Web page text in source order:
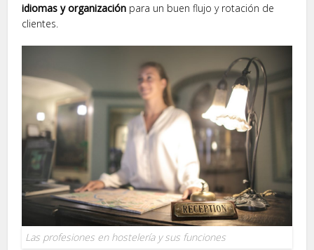
idiomas y organización para un buen flujo y rotación de
clientes.
Las profesiones en hostelería y sus funciones